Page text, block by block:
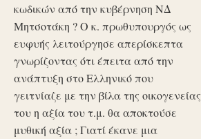
κωδικών από την κυβέρνηση ΝΔ
Μητσοτάκη ? Ο κ. πρωθυπουργός ως
ευφυής λειτούργησε απερίσκεπτα
γνωρίζοντας ότι έπειτα από την
ανάπτυξη στο Ελληνικό που
γειτνίαζε με την βίλα της οικογενείας
του η αξία του τ.μ. θα αποκτούσε
μυθική αξία ; Γιατί έκανε μια